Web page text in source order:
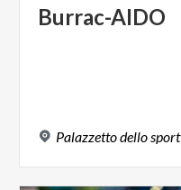
Burrac-AIDO
Palazzettodello sport